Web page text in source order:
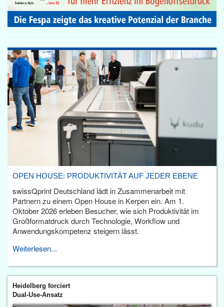
OPEN HOUSE: PRODUKTIVITÄT AUF JEDER EBENE
swissQprint Deutschland lädt in Zusammenarbeit mit
Partnern zu einem Open House in Kerpen ein. Am 1.
Oktober 2026 erleben Besucher, wie sich Produktivität im
Großformatdruck durch Technologie, Workflow und
Anwendungskompetenz steigern lässt.
Weiterlesen...
Heidelberg forciert
Dual-Use-Ansatz